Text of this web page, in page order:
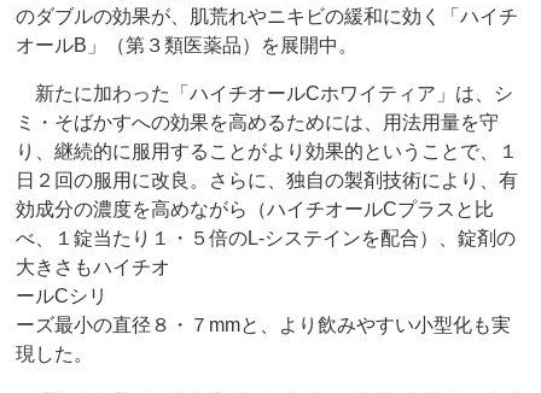
のダブルの効果が、肌荒れやニキビの緩和に効く「ハイチ
オールB」（第３類医薬品）を展開中。
新たに加わった「ハイチオールCホワイティア」は、シ
ミ・そばかすへの効果を高めるためには、用法用量を守
り、継続的に服用することがより効果的ということで、１
日２回の服用に改良。さらに、独自の製剤技術により、有
効成分の濃度を高めながら（ハイチオールCプラスと比
べ、１錠当たり１・５倍のL‐システインを配合）、錠剤の
大きさもハイチオ
ールCシリ
ーズ最小の直径８・７mmと、より飲みやすい小型化も実
現した。